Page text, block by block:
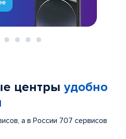
центры удобно
а в России 707 сервисов